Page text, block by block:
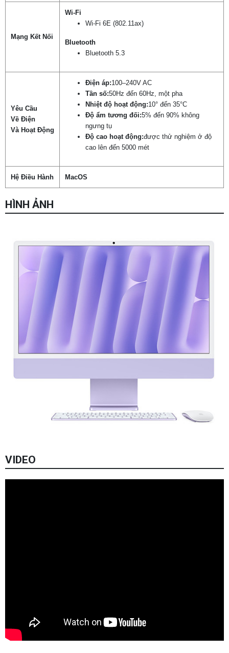
Mạng Kết Nối
Wi-Fi
Wi-Fi 6E (802.11ax)
Bluetooth
Bluetooth 5.3
Yêu Cầu
Về Điện
Và Hoạt Động
Điện áp:100–240V AC
Tần số:50Hz đến 60Hz, một pha
Nhiệt độ hoạt động:10° đến 35°C
Độ ẩm tương đối:5% đến 90% không
ngưng tụ
Độ cao hoạt động:được thử nghiệm ở độ
cao lên đến 5000 mét
Hệ Điều Hành MacOS
HÌNH ẢNH
VIDEO